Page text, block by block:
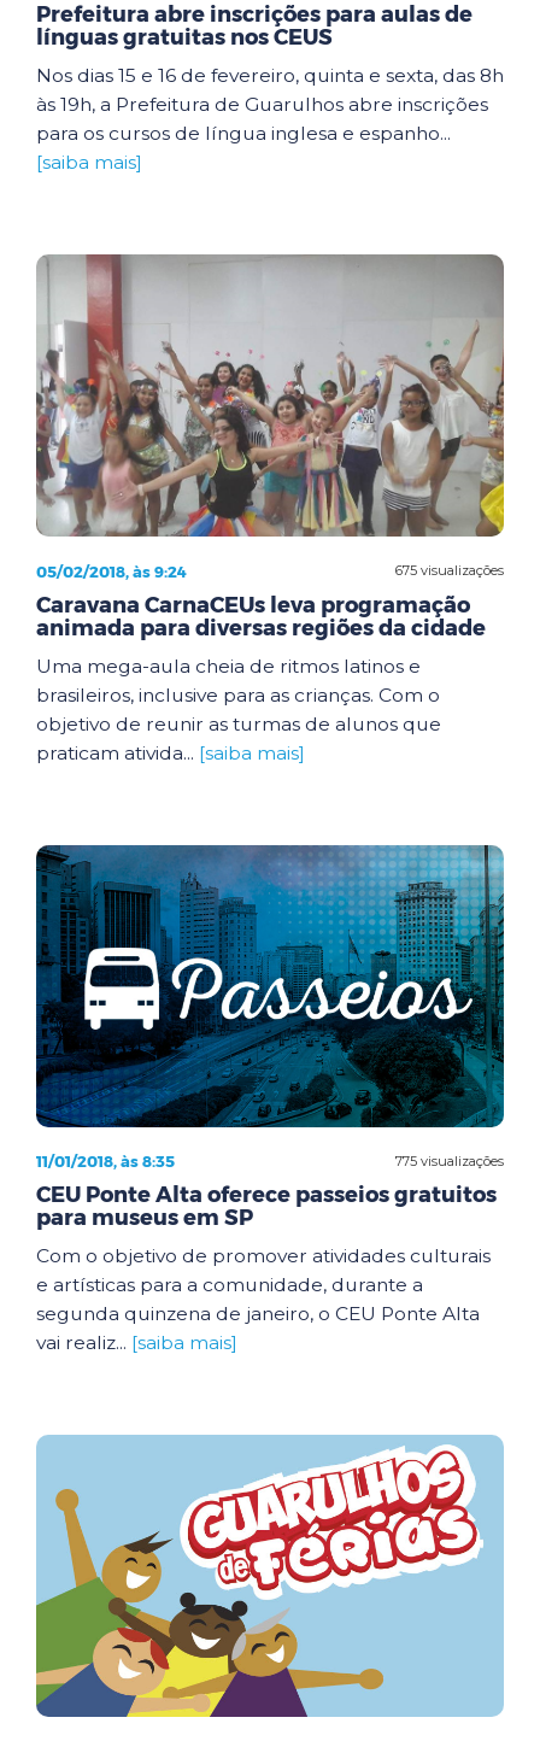
Prefeitura abre inscrições para aulas de
línguas gratuitas nos CEUS
Nos dias 15 e 16 de fevereiro, quinta e sexta, das 8h
às 19h, a Prefeitura de Guarulhos abre inscrições
para os cursos de língua inglesa e espanho...
[saiba mais]
675 visualizações
05/02/2018, às 9:24
Caravana CarnaCEUs leva programação
animada para diversas regiões da cidade
Uma mega-aula cheia de ritmos latinos e
brasileiros, inclusive para as crianças. Com o
objetivo de reunir as turmas de alunos que
praticam ativida... [saiba mais]
775 visualizações
11/01/2018, às 8:35
CEU Ponte Alta oferece passeios gratuitos
para museus em SP
Com o objetivo de promover atividades culturais
e artísticas para a comunidade, durante a
segunda quinzena de janeiro, o CEU Ponte Alta
vai realiz... [saiba mais]